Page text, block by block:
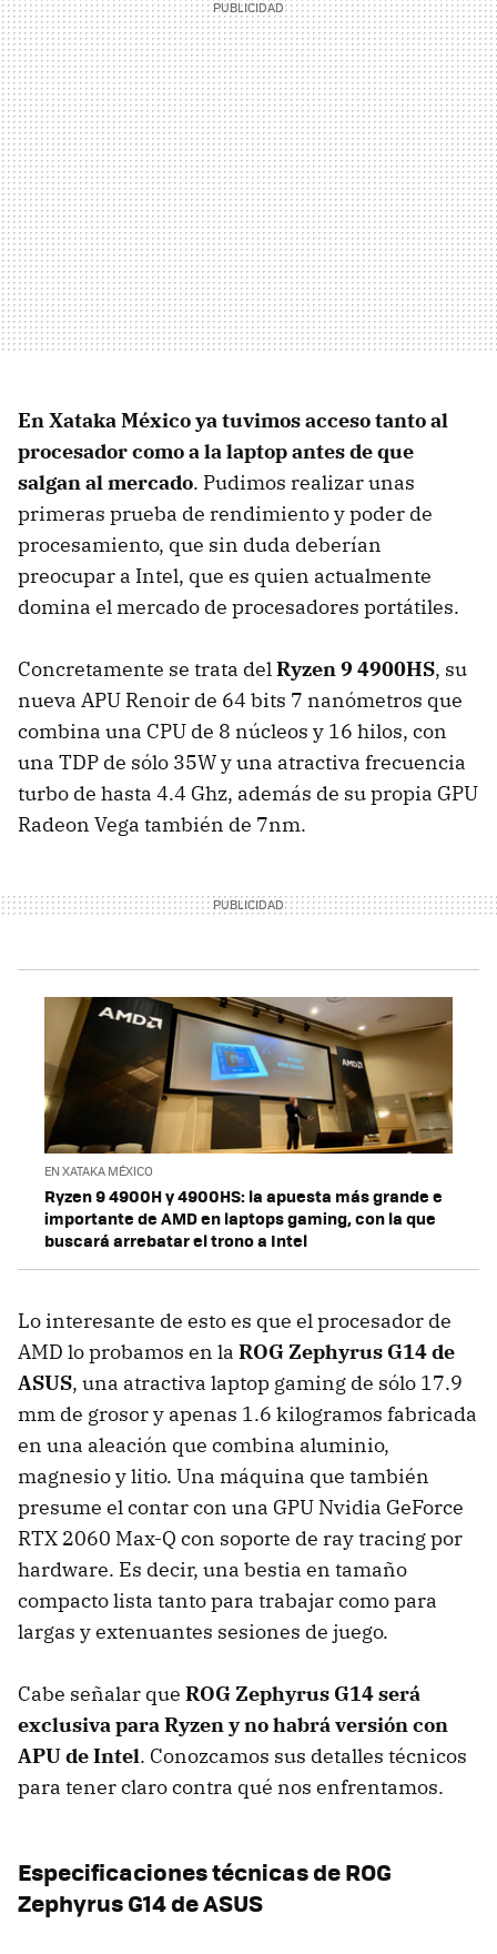
En Xataka México ya tuvimos acceso tanto al
procesador como a la laptop antes de que
salgan al mercado. Pudimos realizar unas
primeras prueba de rendimiento y poder de
procesamiento, que sin duda deberían
preocupar a Intel, que es quien actualmente
domina el mercado de procesadores portátiles.
Concretamente se trata delRyzen 9 4900HS, su
nueva APU Renoir de 64 bits 7 nanómetros que
combina una CPU de 8 núcleos y 16 hilos, con
una TDP de sólo 35W y una atractiva frecuencia
turbo de hasta 4.4 Ghz, además de su propia GPU
Radeon Vega también de 7nm.
EN XATAKA MÉXICO
Ryzen 9 4900H y 4900HS: la apuesta más grande e
importante de AMD en laptops gaming, con la que
buscará arrebatar el trono a Intel
Lo interesante de esto es que el procesador de
AMD lo probamos en la ROG Zephyrus G14 de
ASUS, una atractiva laptop gaming de sólo 17.9
mm de grosor y apenas 1.6 kilogramos fabricada
en una aleación que combina aluminio,
magnesio y litio. Una máquina que también
presume el contar con una GPU Nvidia GeForce
RTX 2060 Max-Q con soporte de ray tracing por
hardware. Es decir, una bestia en tamaño
compacto lista tanto para trabajar como para
largas y extenuantes sesiones de juego.
Cabe señalar que ROG Zephyrus G14 será
exclusiva para Ryzen y no habrá versión con
APU de Intel. Conozcamos sus detalles técnicos
para tener claro contra qué nos enfrentamos.
Especificaciones técnicas de ROG
Zephyrus G14 de ASUS